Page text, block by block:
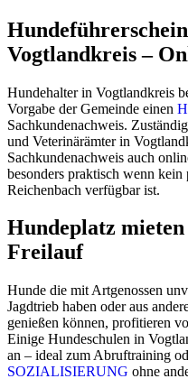
Vogtlandkreis –
Hundehalter in Vogtlandkreis
Vorgabe der Gemeinde einen
Sachkundenachweis.
und Veterinärämter in
Sachkundenachweis auch
besonders praktisch wenn
Reichenbach verfügbar ist.
Hundeplatz
Freilauf
Hunde die mit Artgenossen
Jagdtrieb haben oder aus
genießen können, profitieren
Einige Hundeschulen in
an – ideal zum Abruftraining
SOZIALISIERUNG ohne